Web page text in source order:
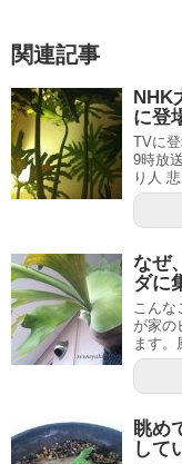
関連記事
NHK
に登
TVに
9時放
り人
なぜ
ダに
こんな
が家の
ます。
眺め
して